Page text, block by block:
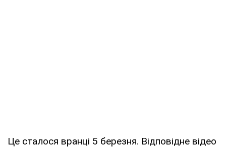
Це сталося вранці 5 березня. Відповідне відео